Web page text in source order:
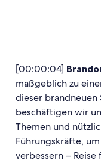
[00:00:04]
maßgeblich zu
dieser brandneuen
beschäftigen wir
Themen und
Führungskräfte,
verbessern –